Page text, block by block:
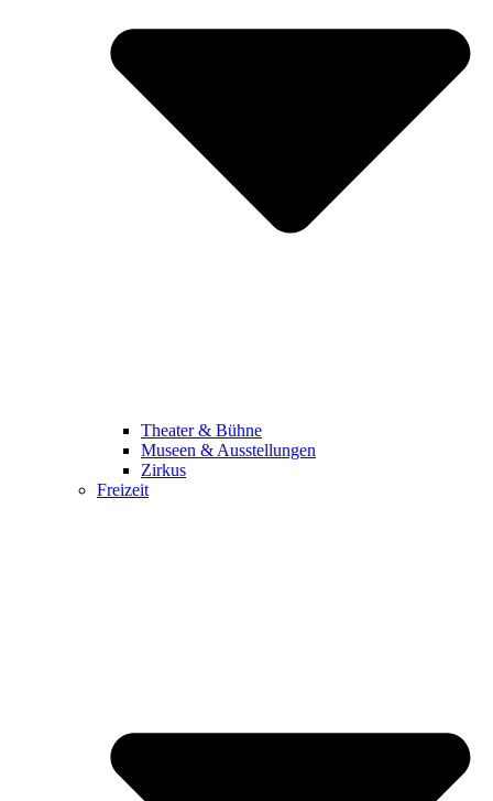
Theater & Bühne
Museen & Ausstellungen
Zirkus
Freizeit